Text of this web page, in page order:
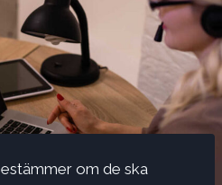
om de ska